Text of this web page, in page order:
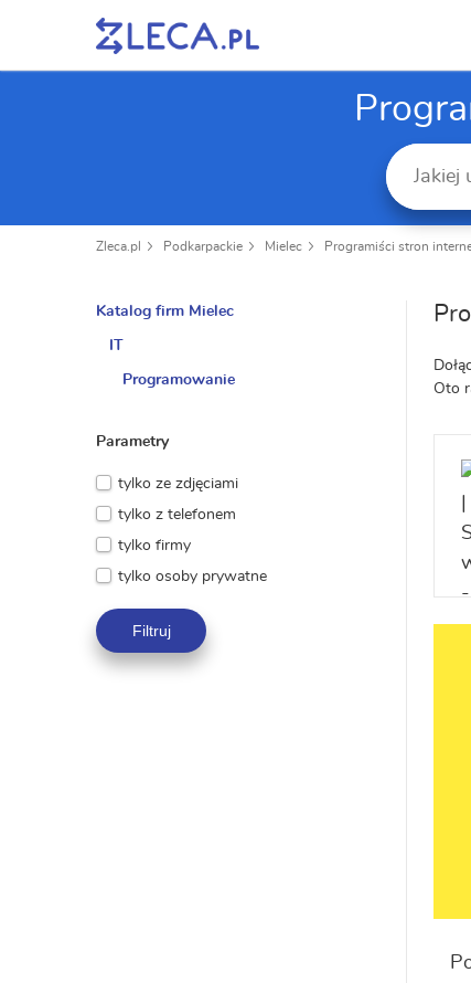
Zleca.pl Podkarpackie Mielec Programiści stron
Oto
Katalog firm Mielec
IT
Programowanie
Parametry
tylko ze zdjęciami
tylko z telefonem
tylko firmy
tylko osoby prywatne
Filtruj